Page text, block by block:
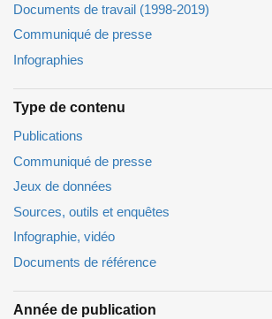
Documents de travail (1998-2019)
Communiqué de presse
Infographies
Type de contenu
Publications
Communiqué de presse
Jeux de données
Sources, outils et enquêtes
Infographie, vidéo
Documents de référence
Année de publication